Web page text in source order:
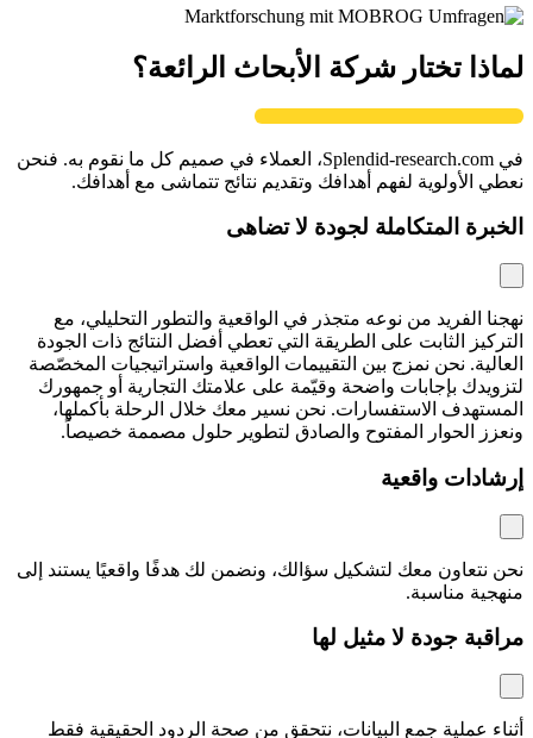
لماذا تختار شركة الأبحاث الرائعة؟
في Splendid-research.com، العملاء في صميم كل ما نقوم به. فنحن
نعطي الأولوية لفهم أهدافك وتقديم نتائج تتماشى مع أهدافك.
الخبرة المتكاملة لجودة لا تضاهى
نهجنا الفريد من نوعه متجذر في الواقعية والتطور التحليلي، مع
التركيز الثابت على الطريقة التي تعطي أفضل النتائج ذات الجودة
العالية. نحن نمزج بين التقييمات الواقعية واستراتيجيات المخصّصة
لتزويدك بإجابات واضحة وقيّمة على علامتك التجارية أو جمهورك
المستهدف الاستفسارات. نحن نسير معك خلال الرحلة بأكملها،
ونعزز الحوار المفتوح والصادق لتطوير حلول مصممة خصيصاً.
إرشادات واقعية
نحن نتعاون معك لتشكيل سؤالك، ونضمن لك هدفًا واقعيًا يستند إلى
منهجية مناسبة.
مراقبة جودة لا مثيل لها
أثناء عملية جمع البيانات، نتحقق من صحة الردود الحقيقية فقط